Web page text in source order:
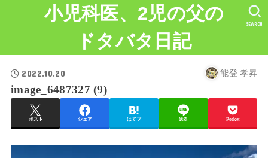
小児科医、2児の父の
ドタバタ日記
SEARCH
2022.10.20 能登 孝昇
image_6487327 (9)
ポスト シェア はてブ 送る Pocket